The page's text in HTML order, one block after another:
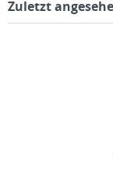
Zuletzt